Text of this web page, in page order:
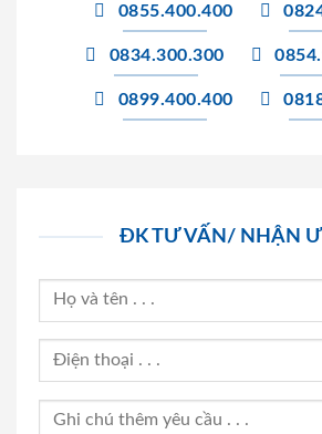
0855.400.400
0834.300.300
0899.400.400
ĐK TƯ VẤN/ NHẬN